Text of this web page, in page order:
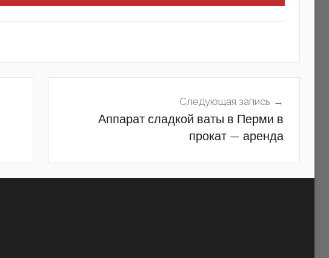
Следующая запись
Аппарат сладкой ваты в Перми в
прокат — аренда